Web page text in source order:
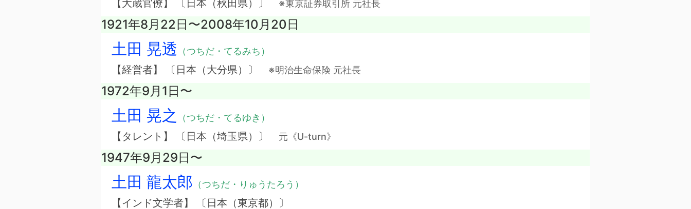
【大蔵官僚】 〔日本（秋田県）〕 ※東京証券取引所 元社長
1921年8月22日〜2008年10月20日
土田 晃透 （つちだ・てるみち）
【経営者】 〔日本（大分県）〕 ※明治生命保険 元社長
1972年9月1日〜
土田 晃之 （つちだ・てるゆき）
【タレント】 〔日本（埼玉県）〕 元《U-turn》
1947年9月29日〜
土田 龍太郎 （つちだ・りゅうたろう）
【インド文学者】 〔日本（東京都）〕